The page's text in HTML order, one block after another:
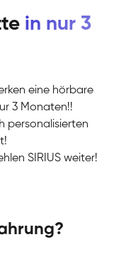
in nur 3
eine hörbare
3 Monaten!!
personalisierten
SIRIUS weiter!